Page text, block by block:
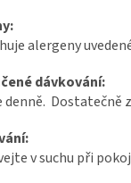
alergeny
dávkování:
denně. Dostatečně
v suchu při